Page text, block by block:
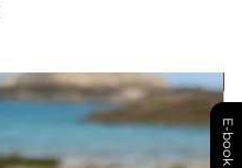
E-book